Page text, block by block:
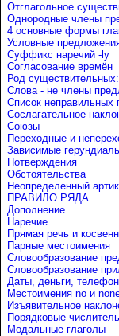
Отглагольное
Однородные члены
4 основные формы
Условные
Cуффикс наречий -ly
Согласование времён
Род
Слова - не члены
Список неправильных
Сослагательное
Союзы
Переходные и
Зависимые
Потверждения
Обстоятельства
Неопределенный
ПРАВИЛО РЯДА
Дополнение
Наречие
Прямая речь и
Парные местоимения
Словообразование
Словообразование
Даты, деньги, телефон
Местоимения no и
Изъявительное
Порядковые
Модальные глаголы